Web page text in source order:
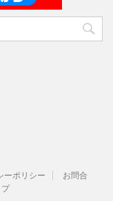
ーポリシー
お問合